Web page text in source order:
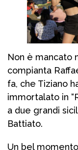
Non è mancato
compianta
fa, che Tiziano
immortalato in
a due grandi
Battiato.
Un bel